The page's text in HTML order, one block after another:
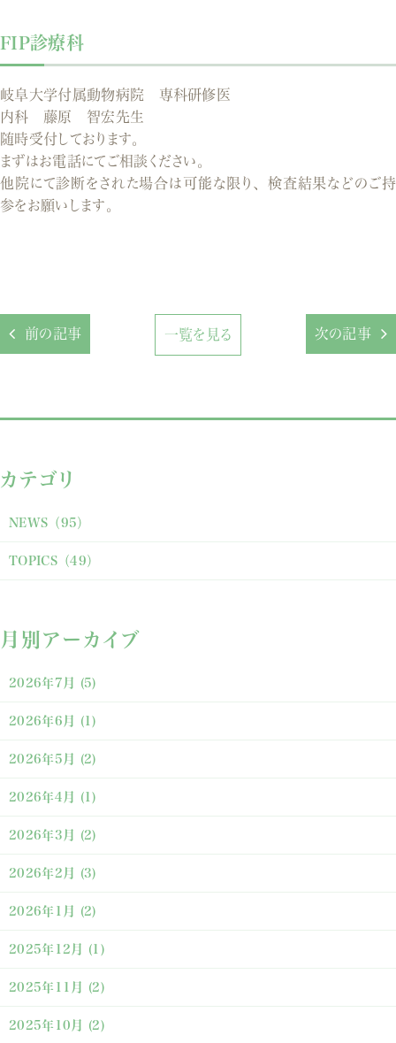
FIP診療科
岐阜大学付属動物病院 専科研修医
内科 藤原 智宏先生
随時受付しております。
まずはお電話にてご相談ください。
他院にて診断をされた場合は可能な限り、検査結果などのご持
参をお願いします。
前の記事 一覧を見る 次の記事
カテゴリ
NEWS （95）
TOPICS（49）
月別アーカイブ
2026年7月 (5)
2026年6月 (1)
2026年5月 (2)
2026年4月 (1)
2026年3月 (2)
2026年2月 (3)
2026年1月 (2)
2025年12月 (1)
2025年11月 (2)
2025年10月 (2)